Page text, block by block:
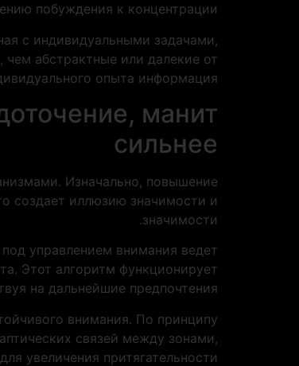
побуждения к концентрации.
с индивидуальными задачами,
абстрактные или далекие от
опыта информация.
манит
сильнее
Изначально, повышение
создает иллюзию значимости и
значимости.
управлением внимания ведет
Этот алгоритм функционирует
на дальнейшие предпочтения.
внимания. По принципу
связей между зонами,
увеличения притягательности.